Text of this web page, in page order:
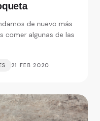
de nuevo más
comer algunas de las
21 FEB 2020